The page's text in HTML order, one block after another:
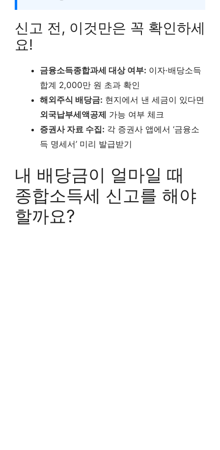
신고 전, 이것만은 꼭 확인하세
요!
금융소득종합과세 대상 여부: 이자·배당소득
합계 2,000만 원 초과 확인
해외주식 배당금: 현지에서 낸 세금이 있다면
외국납부세액공제 가능 여부 체크
증권사 자료 수집: 각 증권사 앱에서 ‘금융소
득 명세서’ 미리 발급받기
내 배당금이 얼마일 때
종합소득세 신고를 해야
할까요?